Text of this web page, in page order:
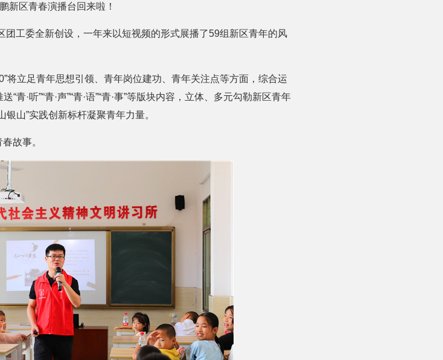
新区青春演播台回来啦！
工委全新创设，一年来以短视频的形式展播了59组新区青年的风
将立足青年思想引领、青年岗位建功、青年关注点等方面，综合运
·听”“青·声”“青·语”“青·事”等版块内容，立体、多元勾勒新区青年
山”实践创新标杆凝聚青年力量。
故事。